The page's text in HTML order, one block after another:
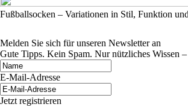
Fußballsocken – Variationen in Stil, Funktion
Melden Sie sich für unseren Newsletter an
Gute Tipps. Kein Spam. Nur nützliches Wissen
E-Mail-Adresse
Jetzt registrieren